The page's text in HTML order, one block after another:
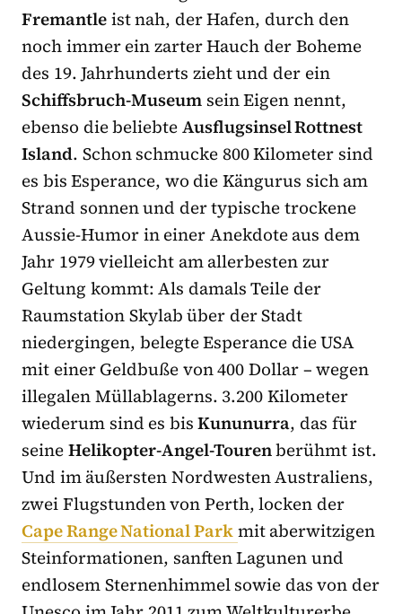
Fremantleist nah, der Hafen, durch den
noch immer ein zarter Hauch der Boheme
des 19. Jahrhunderts zieht und der ein
Schiffsbruch-Museum sein Eigen nennt,
ebenso die beliebteAusflugsinsel Rottnest
Island. Schon schmucke 800 Kilometer sind
es bis Esperance, wo die Kängurus sich am
Strand sonnen und der typische trockene
Aussie-Humor in einer Anekdote aus dem
Jahr 1979 vielleicht am allerbesten zur
Geltung kommt: Als damals Teile der
Raumstation Skylab über der Stadt
niedergingen, belegte Esperance die USA
mit einer Geldbuße von 400 Dollar – wegen
illegalen Müllablagerns. 3.200 Kilometer
wiederum sind es bisKununurra, das für
seineHelikopter-Angel-Tourenberühmt ist.
Und im äußersten Nordwesten Australiens,
zwei Flugstunden von Perth, locken der
Cape Range National Parkmit aberwitzigen
Steinformationen, sanften Lagunen und
endlosem Sternenhimmel sowie das von der